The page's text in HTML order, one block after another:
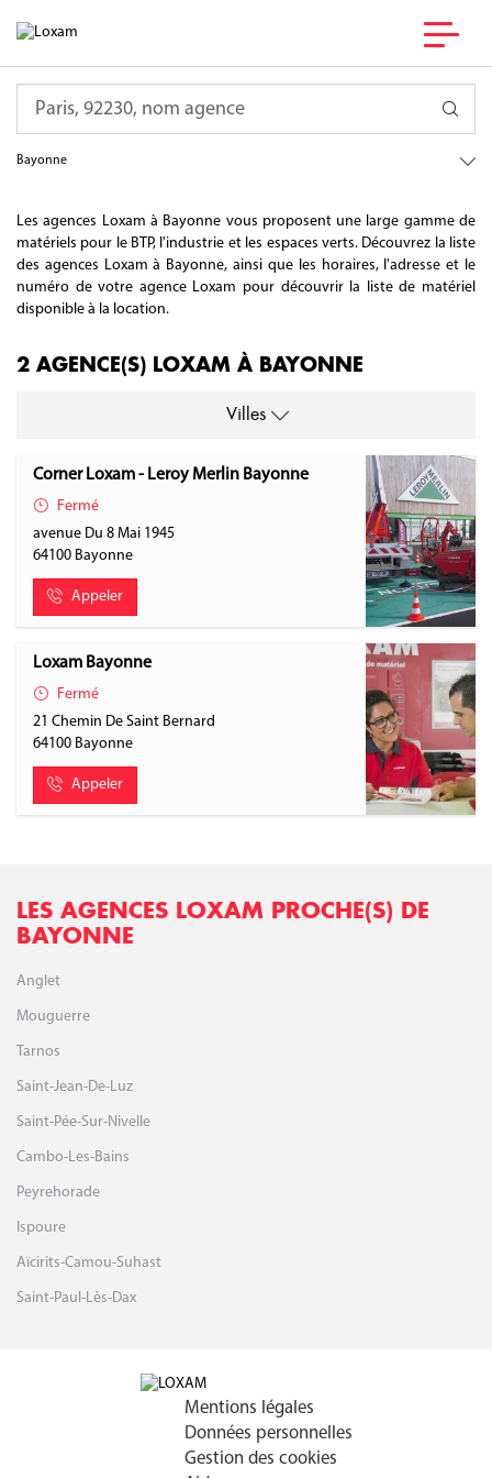
Bayonne
Les agences Loxam à Bayonne vous proposent une large gamme de
matériels pour le BTP, l'industrie et les espaces verts. Découvrez la liste
des agences Loxam à Bayonne, ainsi que les horaires, l'adresse et le
numéro de votre agence Loxam pour découvrir la liste de matériel
disponible à la location.
2 AGENCE(S) LOXAM À BAYONNE
Villes
Corner Loxam - Leroy Merlin Bayonne
Fermé
avenue Du 8 Mai 1945
64100 Bayonne
Appeler
Loxam Bayonne
Fermé
21 Chemin De Saint Bernard
64100 Bayonne
Appeler
LES AGENCES LOXAM PROCHE(S) DE
BAYONNE
Anglet
Mouguerre
Tarnos
Saint-Jean-De-Luz
Saint-Pée-Sur-Nivelle
Cambo-Les-Bains
Peyrehorade
Ispoure
Aïcirits-Camou-Suhast
Saint-Paul-Lès-Dax
Mentions légales
Données personnelles
Gestion des cookies